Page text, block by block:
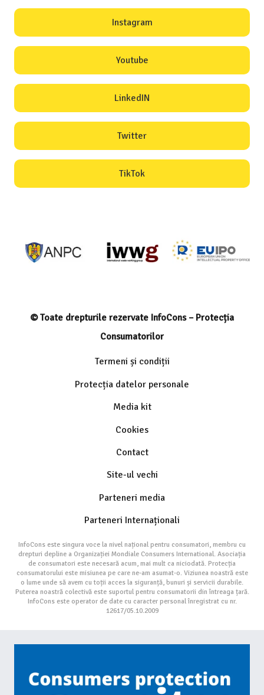
Instagram
Youtube
LinkedIN
Twitter
TikTok
© Toate drepturile rezervate InfoCons – Protecția
Consumatorilor
Termeni și condiții
Protecția datelor personale
Media kit
Cookies
Contact
Site-ul vechi
Parteneri media
Parteneri Internaționali
InfoCons este singura voce la nivel național pentru consumatori, membru cu
drepturi depline a Organizației Mondiale Consumers International. Asociația
de consumatori este necesară acum, mai mult ca niciodată. Protecția
consumatorului este misiunea pe care ne-am asumat-o. Viziunea noastră este
o lume unde să avem cu toții acces la siguranță, bunuri și servicii durabile.
Puterea noastră colectivă este suportul pentru consumatorii din întreaga țară.
InfoCons este operator de date cu caracter personal înregistrat cu nr.
12617/05.10.2009